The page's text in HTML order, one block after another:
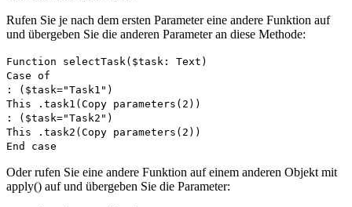
Rufen Sie je nach dem ersten Parameter eine andere Funktion auf
und übergeben Sie die anderen Parameter an diese Methode:
Function selectTask( $task : Text )
Case of
: ( $task="Task1")
This . task1 ( Copy parameters (2))
: ( $task="Task2")
This . task2 ( Copy parameters (2))
End case
Oder rufen Sie eine andere Funktion auf einem anderen Objekt mit
apply() auf und übergeben Sie die Parameter: